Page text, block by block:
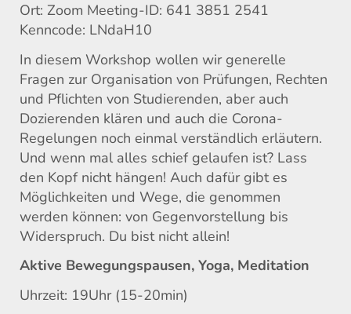
Ort: Zoom Meeting-ID: 641 3851 2541
Kenncode: LNdaH10
In diesem Workshop wollen wir generelle
Fragen zur Organisation von Prüfungen, Rechten
und Pflichten von Studierenden, aber auch
Dozierenden klären und auch die Corona-
Regelungen noch einmal verständlich erläutern.
Und wenn mal alles schief gelaufen ist? Lass
den Kopf nicht hängen! Auch dafür gibt es
Möglichkeiten und Wege, die genommen
werden können: von Gegenvorstellung bis
Widerspruch. Du bist nicht allein!
Aktive Bewegungspausen, Yoga, Meditation
Uhrzeit: 19Uhr (15-20min)